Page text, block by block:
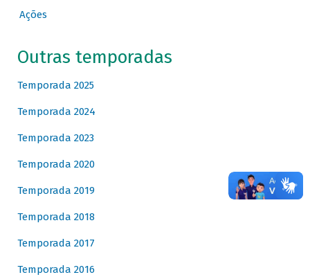
Ações
Outras temporadas
Temporada 2025
Temporada 2024
Temporada 2023
Temporada 2020
Temporada 2019
Temporada 2018
Temporada 2017
Temporada 2016